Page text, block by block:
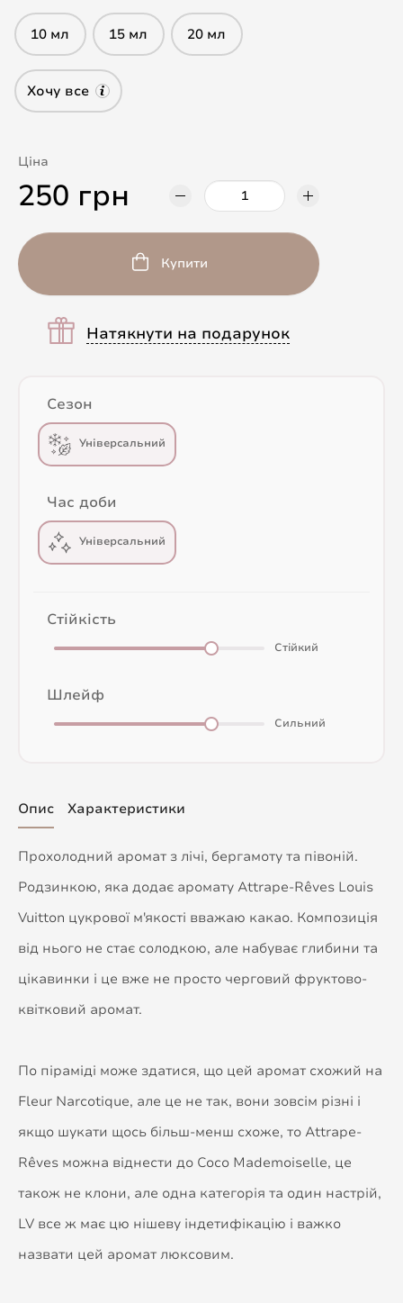
10 мл 15 мл 20 мл
Хочу все
Ціна
250 грн
Купити
Натякнути на подарунок
Сезон
Універсальний
Час доби
Універсальний
Стійкість
Стійкий
Шлейф
Сильний
Опис Характеристики
Прохолодний аромат з лічі, бергамоту та півоній.
Родзинкою, яка додає аромату Attrape-Rêves Louis
Vuitton цукрової м'якості вважаю какао. Композиція
від нього не стає солодкою, але набуває глибини та
цікавинки і це вже не просто черговий фруктово-
квітковий аромат.
По піраміді може здатися, що цей аромат схожий на
Fleur Narcotique, але це не так, вони зовсім різні і
якщо шукати щось більш-менш схоже, то Attrape-
Rêves можна віднести до Coco Mademoiselle, це
також не клони, але одна категорія та один настрій,
LV все ж має цю нішеву індетифікацію і важко
назвати цей аромат люксовим.